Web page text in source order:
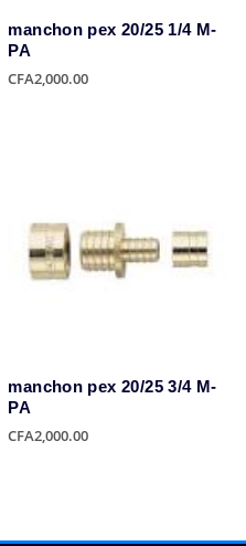
manchon pex 20/25 1/4 M-
PA
CFA2,000.00
manchon pex 20/25 3/4 M-
PA
CFA2,000.00